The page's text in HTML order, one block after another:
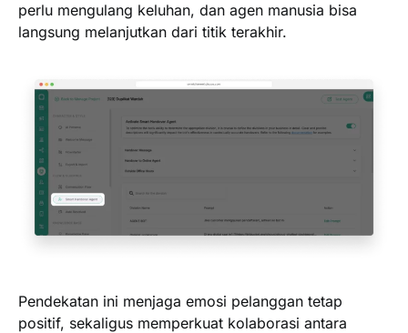
perlu mengulang keluhan, dan agen manusia bisa
langsung melanjutkan dari titik terakhir.
Pendekatan ini menjaga emosi pelanggan tetap
positif, sekaligus memperkuat kolaborasi antara